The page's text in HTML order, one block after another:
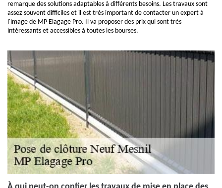
remarque des solutions adaptables à différents besoins. Les travaux sont
assez souvent difficiles et il est très important de contacter un expert à
l'image de MP Elagage Pro. Il va proposer des prix qui sont très
intéressants et accessibles à toutes les bourses.